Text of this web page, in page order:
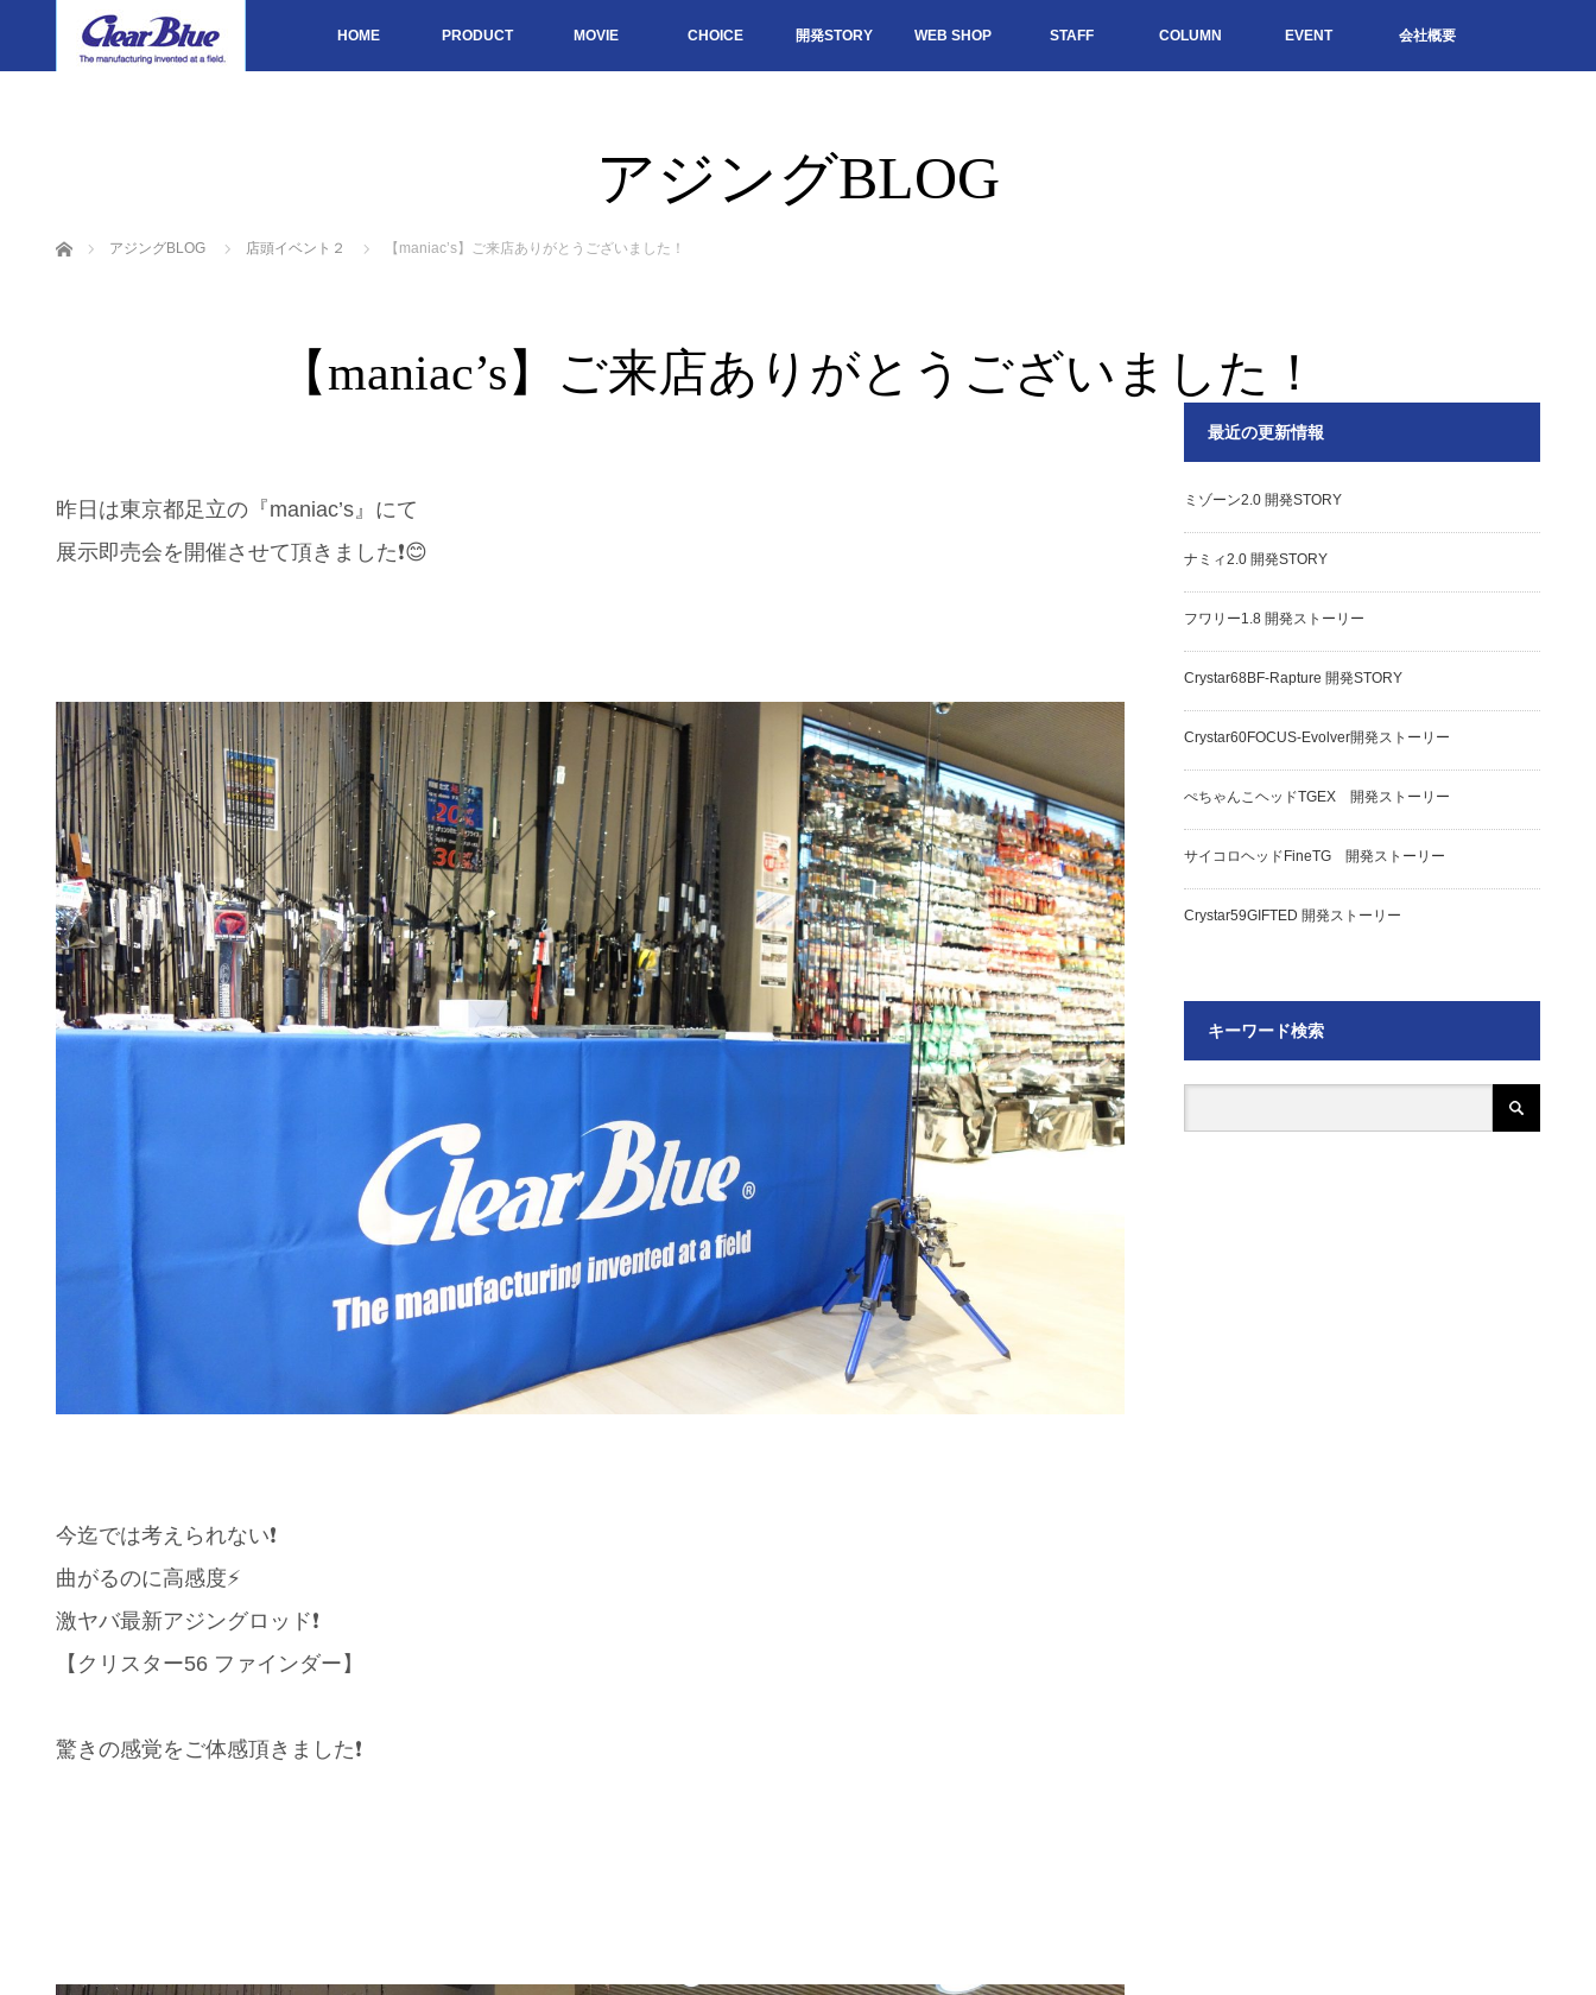
HOME PRODUCT MOVIE CHOICE 開発STORY WEB SHOP STAFF COLUMN EVENT 会社概要
アジングBLOG
ホーム アジングBLOG 店頭イベント２ 【maniac’s】ご来店ありがとうございました！
【maniac’s】ご来店ありがとうございました！
昨日は東京都足立の『maniac’s』にて
展示即売会を開催させて頂きました❗️😊
今迄では考えられない❗️
曲がるのに高感度⚡️
激ヤバ最新アジングロッド❗️
【クリスター56 ファインダー】
驚きの感覚をご体感頂きました❗️
最近の更新情報
ミゾーン2.0 開発STORY
ナミィ2.0 開発STORY
フワリー1.8 開発ストーリー
Crystar68BF-Rapture 開発STORY
Crystar60FOCUS-Evolver開発ストーリー
ぺちゃんこヘッドTGEX 開発ストーリー
サイコロヘッドFineTG 開発ストーリー
Crystar59GIFTED 開発ストーリー
キーワード検索